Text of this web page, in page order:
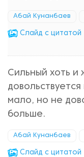
Абай Кунанбаев
Cлайд с цитатой
Сильный хоть и
мало, но не
больше.
Абай Кунанбаев
Cлайд с цитатой